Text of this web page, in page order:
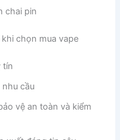
chai pin
chọn mua vape
tín
nhu cầu
vệ an toàn và kiểm